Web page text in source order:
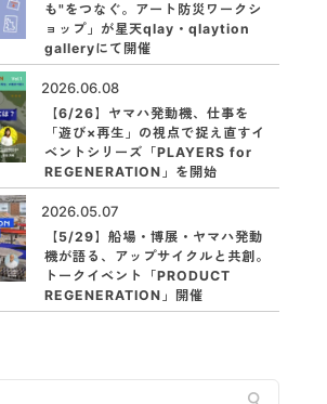
も"をつなぐ。アート防災ワークシ
ョップ」が星天qlay・qlaytion
galleryにて開催
2026.06.08
【6/26】ヤマハ発動機、仕事を
「遊び×再生」の視点で捉え直すイ
ベントシリーズ「PLAYERS for
REGENERATION」を開始
2026.05.07
【5/29】船場・博展・ヤマハ発動
機が語る、アップサイクルと共創。
トークイベント「PRODUCT
REGENERATION」開催